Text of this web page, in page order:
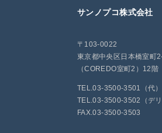
サンノプコ株式会社
〒103-0022
東京都中央区日本橋室
（COREDO室町2）12階
TEL.03-3500-3501（代）
TEL.03-3500-3502（デリ
FAX.03-3500-3503